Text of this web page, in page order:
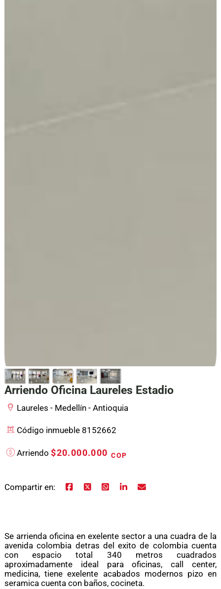
Arriendo Oficina Laureles Estadio
Laureles - Medellín - Antioquia
Código inmueble 8152662
Arriendo$20.000.000COP
Compartir en:
Se arrienda oficina en exelente sector a una cuadra de la
avenida colombia detras del exito de colombia cuenta
con espacio total 340 metros cuadrados
aproximadamente ideal para oficinas, call center,
medicina, tiene exelente acabados modernos pizo en
seramica cuenta con baños, cocineta.